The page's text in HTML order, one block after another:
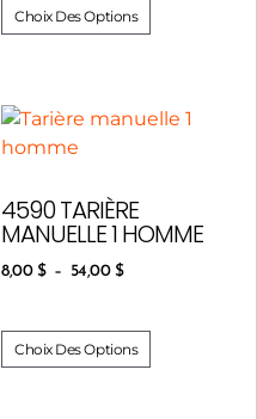
Choix Des Options
4590 TARIÈRE
MANUELLE 1 HOMME
8,00 $ – 54,00 $
Choix Des Options